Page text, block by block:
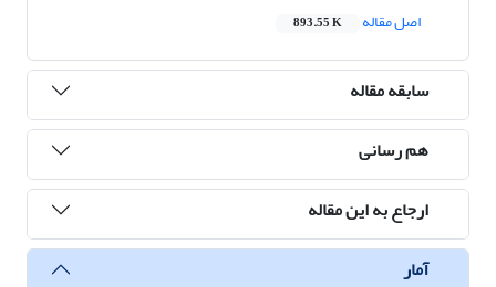
اصل مقاله
893.55 K
سابقه مقاله
هم رسانی
ارجاع به این مقاله
آمار